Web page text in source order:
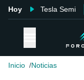
Hoy Tesla Semi
Inicio Noticias